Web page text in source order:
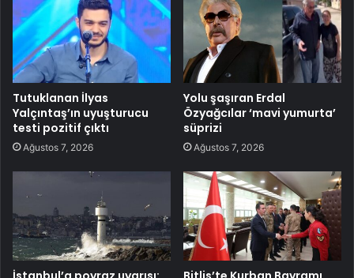
Tutuklanan İlyas
Yalçıntaş’ın uyuşturucu
testi pozitif çıktı
Ağustos 7, 2026
Yolu şaşıran Erdal
Özyağcılar ‘mavi yumurta’
süprizi
Ağustos 7, 2026